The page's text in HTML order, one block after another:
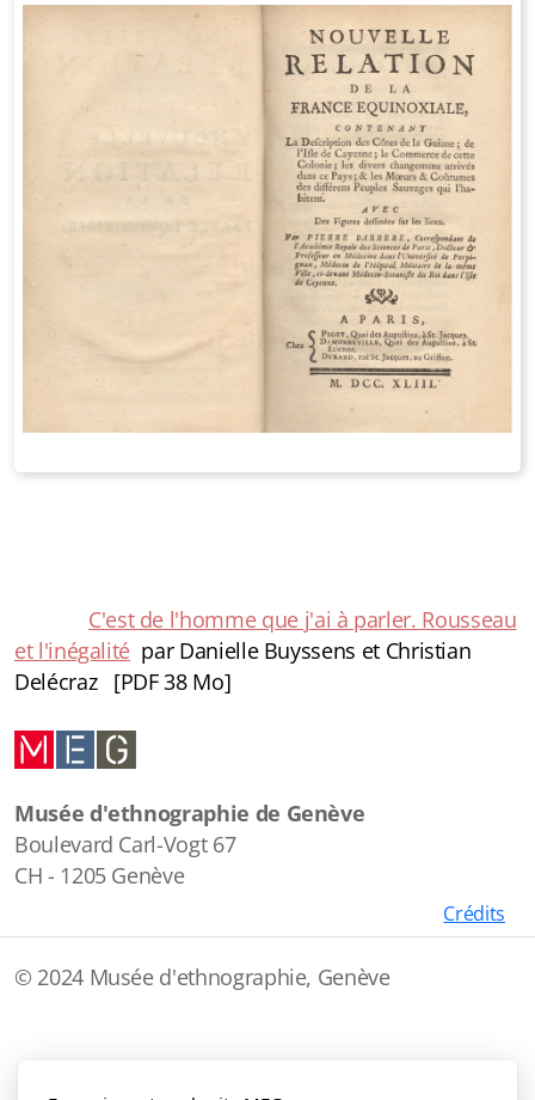
C'est de l'homme que j'ai à parler. Rousseau
et l'inégalité par Danielle Buyssens et Christian
Delécraz [PDF 38 Mo]
Musée d'ethnographie de Genève
Boulevard Carl-Vogt 67
CH - 1205 Genève
Crédits
© 2024 Musée d'ethnographie, Genève